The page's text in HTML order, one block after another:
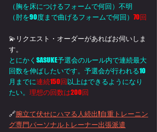
（胸を床につけるフォームで何回）不明
（肘を90度まで曲げるフォームで何回） 70回
💫リクエスト・オーダーがあればお伺いしま
す。
とにかくSASUKE予選会のルール内で連続最大
回数を伸ばしたいです。予選会が行われる10
月までに連続150回以上はできるようになり
たい。 理想の回数は200回
🔗腕立て伏せにハマる人続出!自重トレーニン
グ専門パーソナルトレーナー出張派遣